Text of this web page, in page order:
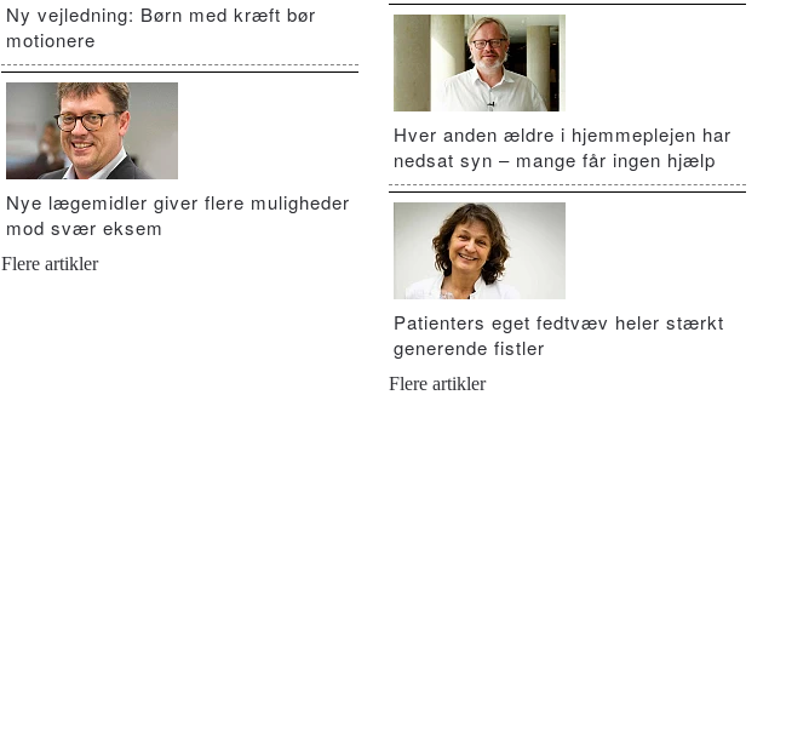
Ny vejledning: Børn med kræft bør
motionere
Nye lægemidler giver flere muligheder
mod svær eksem
Flere artikler
Hver anden ældre i hjemmeplejen har
nedsat syn – mange får ingen hjælp
Patienters eget fedtvæv heler stærkt
generende fistler
Flere artikler